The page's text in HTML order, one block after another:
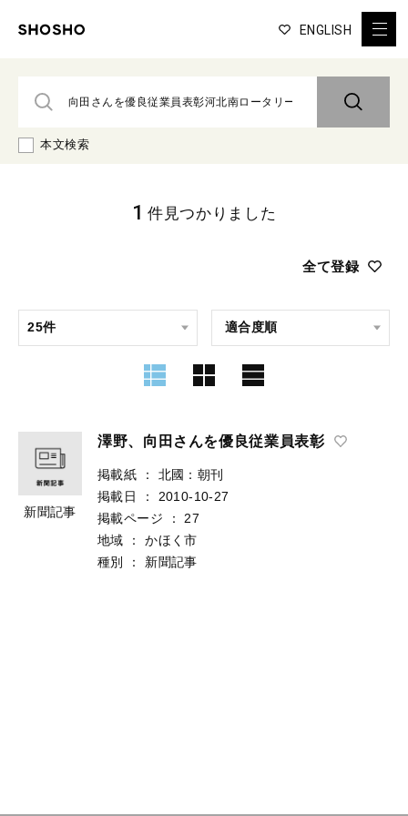
ENGLISH
本文検索
全て登録
1 件見つかりました
新聞記事
澤野、向田さんを優良従業員表彰
掲載紙 ：
北國：朝刊
掲載日
：
2010-10-27
掲載ページ
：
27
地域
：
かほく市
種別
： 新聞記事